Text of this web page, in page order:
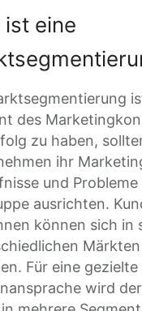
ist eine
des
zu haben,
ihr
und Probleme
ausrichten.
können sich in
Märkten
Für eine gezielte
wird